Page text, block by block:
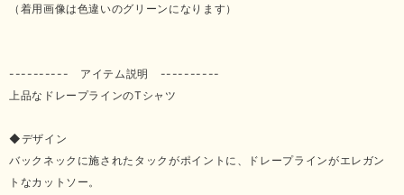
（着用画像は色違いのグリーンになります）
---------- アイテム説明 ----------
上品なドレープラインのTシャツ
◆デザイン
バックネックに施されたタックがポイントに、ドレープラインがエレガン
トなカットソー。